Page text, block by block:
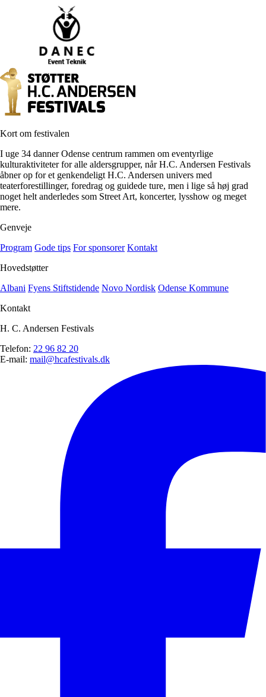
Kort om festivalen
I uge 34 danner Odense centrum rammen om eventyrlige
kulturaktiviteter for alle aldersgrupper, når H.C. Andersen Festivals
åbner op for et genkendeligt H.C. Andersen univers med
teaterforestillinger, foredrag og guidede ture, men i lige så høj grad
noget helt anderledes som Street Art, koncerter, lysshow og meget
mere.
Genveje
Program Gode tips For sponsorer Kontakt
Hovedstøtter
Albani Fyens Stiftstidende Novo Nordisk Odense Kommune
Kontakt
H. C. Andersen Festivals
Telefon: 22 96 82 20
E-mail: mail@hcafestivals.dk